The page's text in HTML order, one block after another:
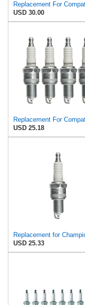
USD 30.00
USD 25.18
USD 25.33